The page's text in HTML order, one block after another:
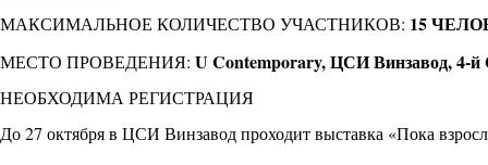
МАКСИМАЛЬНОЕ КОЛИЧЕСТВО УЧАСТНИКОВ: 15
МЕСТО ПРОВЕДЕНИЯ: U Contemporary, ЦСИ Винзавод, 4-й
НЕОБХОДИМА РЕГИСТРАЦИЯ
До 27 октября в ЦСИ Винзавод проходитвыставка «Пока